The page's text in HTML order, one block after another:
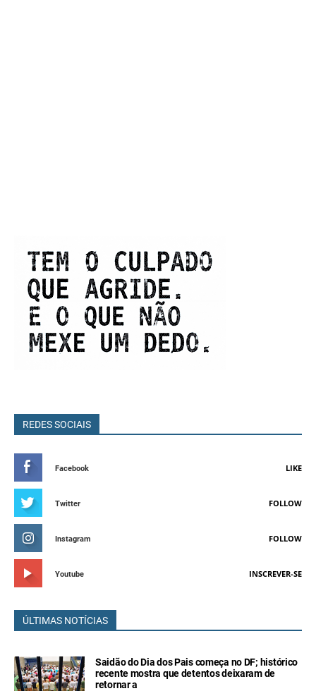
REDES SOCIAIS
Facebook LIKE
Twitter FOLLOW
Instagram FOLLOW
Youtube INSCREVER-SE
ÚLTIMAS NOTÍCIAS
Saidão do Dia dos Pais começa no DF; histórico
recente mostra que detentos deixaram de
retornar a